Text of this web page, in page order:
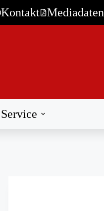
Kontakt Mediadaten
Service